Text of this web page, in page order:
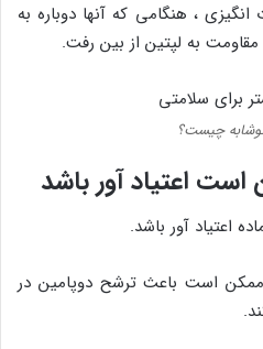
، هنگامی که آنها دوباره به
مقاومت به لپتین از بین رفت.
چیست؟
اعتیاد آور باشد.
است باعث ترشح دوپامین در